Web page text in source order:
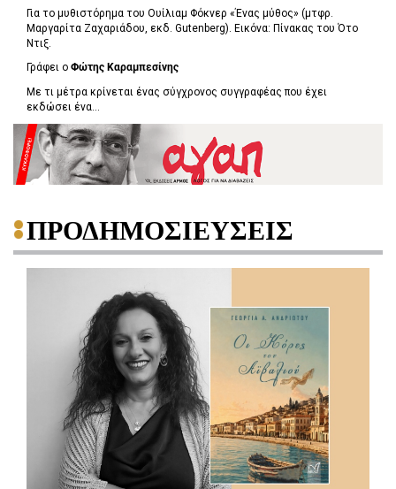
Για το μυθιστόρημα του Ουίλιαμ Φόκνερ «Ένας μύθος» (μτφρ.
Μαργαρίτα Ζαχαριάδου, εκδ. Gutenberg). Εικόνα: Πίνακας του Ότο
Ντιξ.
Γράφει ο Φώτης Καραμπεσίνης
Με τι μέτρα κρίνεται ένας σύγχρονος συγγραφέας που έχει
εκδώσει ένα...
ΠΡΟΔΗΜΟΣΙΕΥΣΕΙΣ